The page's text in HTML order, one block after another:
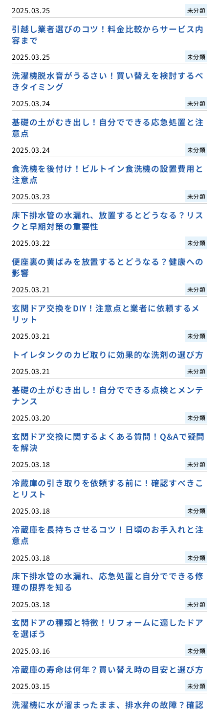
2025.03.25 未分類
引越し業者選びのコツ！料金比較からサービス内
容まで
2025.03.25 未分類
洗濯機脱水音がうるさい！買い替えを検討するべ
きタイミング
2025.03.24 未分類
基礎の土がむき出し！自分でできる応急処置と注
意点
2025.03.24 未分類
食洗機を後付け！ビルトイン食洗機の設置費用と
注意点
2025.03.23 未分類
床下排水管の水漏れ、放置するとどうなる？リス
クと早期対策の重要性
2025.03.22 未分類
便座裏の黄ばみを放置するとどうなる？健康への
影響
2025.03.21 未分類
玄関ドア交換をDIY！注意点と業者に依頼するメ
リット
2025.03.21 未分類
トイレタンクのカビ取りに効果的な洗剤の選び方
2025.03.21 未分類
基礎の土がむき出し！自分でできる点検とメンテ
ナンス
2025.03.20 未分類
玄関ドア交換に関するよくある質問！Q&Aで疑問
を解決
2025.03.18 未分類
冷蔵庫の引き取りを依頼する前に！確認すべきこ
とリスト
2025.03.18 未分類
冷蔵庫を長持ちさせるコツ！日頃のお手入れと注
意点
2025.03.18 未分類
床下排水管の水漏れ、応急処置と自分でできる修
理の限界を知る
2025.03.18 未分類
玄関ドアの種類と特徴！リフォームに適したドア
を選ぼう
2025.03.16 未分類
冷蔵庫の寿命は何年？買い替え時の目安と選び方
2025.03.15 未分類
洗濯機に水が溜まったまま、排水弁の故障？確認